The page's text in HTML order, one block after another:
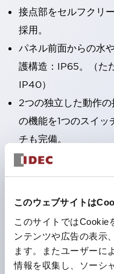
このウェブサイトは
このサイトではCookie
ンテンツや広告の表示
ます。またユーザーに
情報を収集し、ソーシ
接点部をセルフクリ
採用。
パネル前面からの水
護構造：IP65。（た
IP40）
2つの独立した動作
の機能を1つのスイ
チも完備。
ワールドワイドなニ
1つで6色の役をこな
カラーユニバーサル
表示灯（角平形）の
ランプ色の識別（ B-